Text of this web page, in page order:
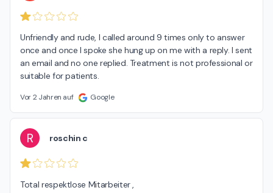
Unfriendly and rude, I called around 9 times only to answer
once and once I spoke she hung up on me with a reply. I sent
an email and no one replied. Treatment is not professional or
suitable for patients.
Vor 2 Jahren auf Google
R roschin c
Total respektlose Mitarbeiter ,